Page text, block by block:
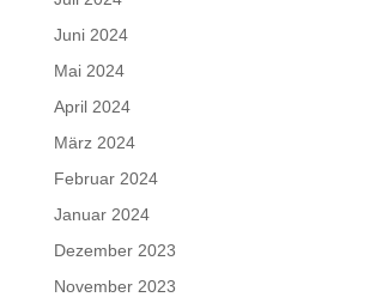
Juni 2024
Mai 2024
April 2024
März 2024
Februar 2024
Januar 2024
Dezember 2023
November 2023